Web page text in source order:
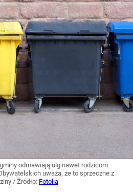
odmawiają ulg nawet rodzicom
uważa, że to sprzeczne z
/ Źródło: Fotolia